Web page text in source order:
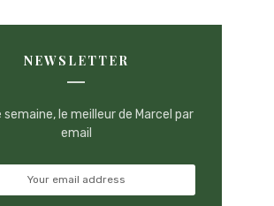
NEWSLETTER
semaine, le meilleur de Marcel par
email